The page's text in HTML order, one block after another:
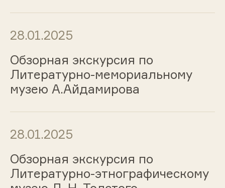
28.01.2025
Обзорная экскурсия по
Литературно-мемориальному
музею А.Айдамирова
28.01.2025
Обзорная экскурсия по
Литературно-этнографическому